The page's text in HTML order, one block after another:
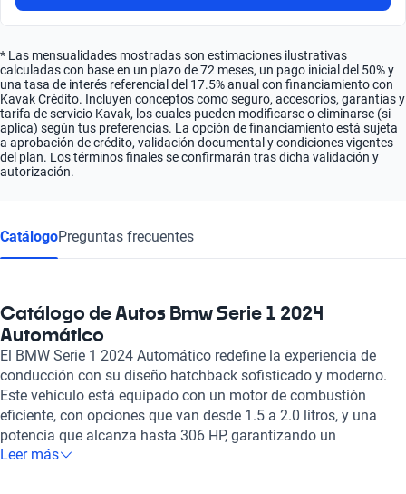
* Las mensualidades mostradas son estimaciones ilustrativas
calculadas con base en un plazo de 72 meses, un pago inicial del 50% y
una tasa de interés referencial del 17.5% anual con financiamiento con
Kavak Crédito. Incluyen conceptos como seguro, accesorios, garantías y
tarifa de servicio Kavak, los cuales pueden modificarse o eliminarse (si
aplica) según tus preferencias. La opción de financiamiento está sujeta
a aprobación de crédito, validación documental y condiciones vigentes
del plan. Los términos finales se confirmarán tras dicha validación y
autorización.
CatálogoPreguntas frecuentes
Catálogo de Autos Bmw Serie 1 2024
Automático
El BMW Serie 1 2024 Automático redefine la experiencia de
conducción con su diseño hatchback sofisticado y moderno.
Este vehículo está equipado con un motor de combustión
eficiente, con opciones que van desde 1.5 a 2.0 litros, y una
potencia que alcanza hasta 306 HP, garantizando un
rendimiento ágil y emocionante en cada recorrido. Su
Leer más